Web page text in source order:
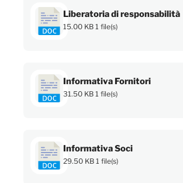
Liberatoria di responsabilità
15.00 KB 1 file(s)
Informativa Fornitori
31.50 KB 1 file(s)
Informativa Soci
29.50 KB 1 file(s)